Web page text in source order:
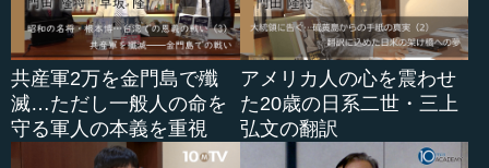
共産軍2万を金門島で殲
滅…ただし一般人の命を
守る軍人の本義を重視
アメリカ人の心を震わせ
た20歳の日系二世・三上
弘文の翻訳